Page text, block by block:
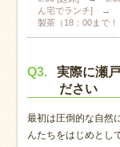
ん宅でランチ] →
製茶（18：00まで
Q3.
実際に瀬
ださい
最初は圧倒的な自然
んたちをはじめとし